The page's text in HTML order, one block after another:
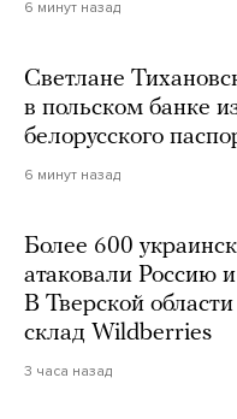
6 минут назад
Светлане
в польском банке
белорусского
6 минут назад
Более 600
атаковали Россию
В Тверской
склад Wildberries
3 часа назад